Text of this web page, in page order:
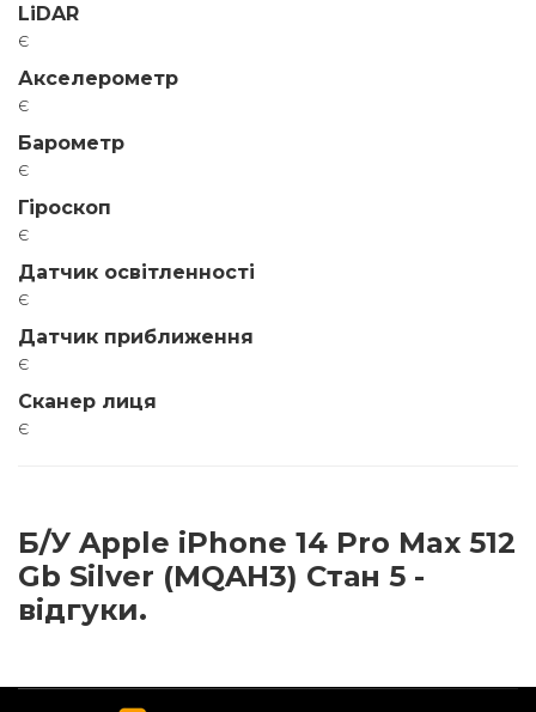
LiDAR
є
Акселерометр
є
Барометр
є
Гіроскоп
є
Датчик освітленності
є
Датчик приближення
є
Сканер лиця
є
Б/У Apple iPhone 14 Pro Max 512
Gb Silver (MQAH3) Стан 5 -
відгуки.